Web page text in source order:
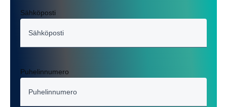
Sähköposti
Puhelinnumero